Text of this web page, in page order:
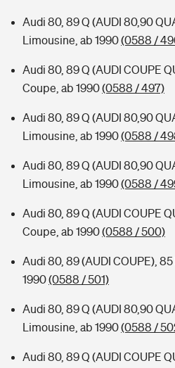
Audi 80, 89 Q (AUDI 80,90
Limousine, ab 1990(0588 /
Audi 80, 89 Q (AUDI COUPE
Coupe, ab 1990(0588 / 497)
Audi 80, 89 Q (AUDI 80,90
Limousine, ab 1990(0588 /
Audi 80, 89 Q (AUDI 80,90
Limousine, ab 1990(0588 /
Audi 80, 89 Q (AUDI COUPE
Coupe, ab 1990(0588 / 500)
Audi 80, 89 (AUDI COUPE),
1990(0588 / 501)
Audi 80, 89 Q (AUDI 80,90
Limousine, ab 1990(0588 /
Audi 80, 89 Q (AUDI COUPE